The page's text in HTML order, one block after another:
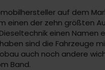
auf dem
einen der zehn größten
einen
sind die Fahrzeuge
auch noch andere
Band.